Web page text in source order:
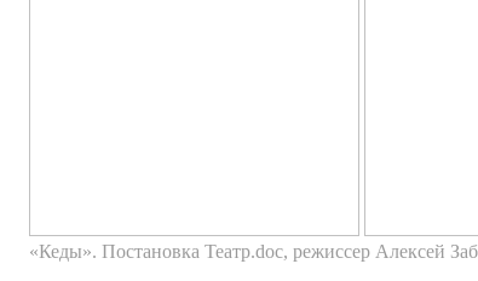
«Кеды». Постановка Театр.doc, режиссер Алексей